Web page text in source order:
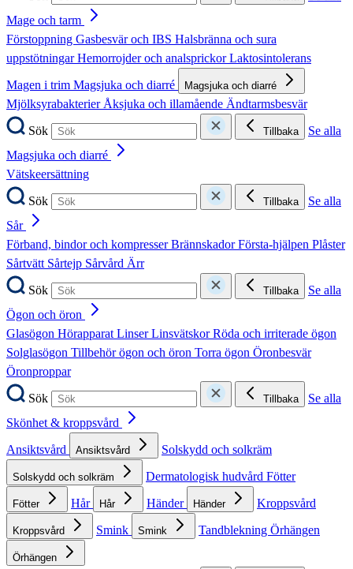
Mage och tarm
Förstoppning Gasbesvär och IBS Halsbränna och sura
uppstötningarHemorrojder och analsprickorLaktosintolerans
Magen i trim Magsjuka och diarré Magsjuka och diarré
MjölksyrabakterierÅksjuka och illamående Ändtarmsbesvär
Sök
Tillbaka
Se alla
Magsjuka och diarré
Vätskeersättning
Sök
Tillbaka
Se alla
Sår
Förband, bindor och kompresserBrännskadorFörsta-hjälpen Plåster
Sårtvätt Sårtejp Sårvård Ärr
Sök
Tillbaka
Se alla
Ögon och öron
Glasögon HörapparatLinserLinsvätskorRöda och irriterade ögon
Solglasögon Tillbehör ögon och öron Torra ögon Öronbesvär
Öronproppar
Sök
Tillbaka
Se alla
Skönhet & kroppsvård
Ansiktsvård
Ansiktsvård Solskydd och solkräm
Solskydd och solkräm Dermatologisk hudvård Fötter
Fötter Hår Hår Händer Händer Kroppsvård
Kroppsvård Smink Smink Tandblekning Örhängen
Örhängen